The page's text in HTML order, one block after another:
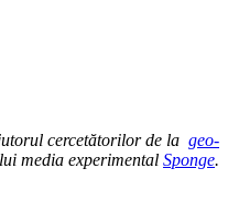
cercetătorilor de la geo-
media experimental Sponge.